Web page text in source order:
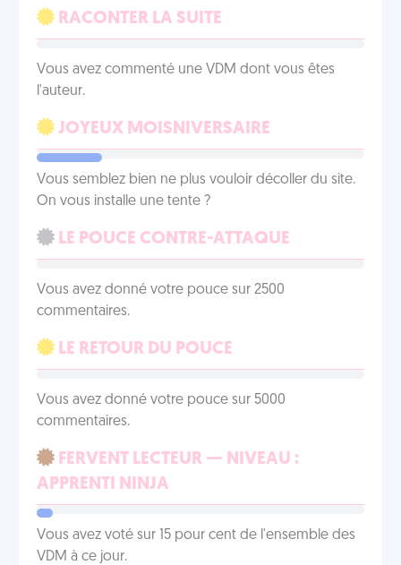
RACONTER LA SUITE
Vous avez commenté une VDM dont vous êtes
l'auteur.
JOYEUX MOISNIVERSAIRE
Vous semblez bien ne plus vouloir décoller du site.
On vous installe une tente ?
LE POUCE CONTRE-ATTAQUE
Vous avez donné votre pouce sur 2500
commentaires.
LE RETOUR DU POUCE
Vous avez donné votre pouce sur 5000
commentaires.
FERVENT LECTEUR — NIVEAU :
APPRENTI NINJA
Vous avez voté sur 15 pour cent de l'ensemble des
VDM à ce jour.